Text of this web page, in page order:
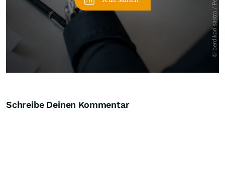
Schreibe Deinen Kommentar